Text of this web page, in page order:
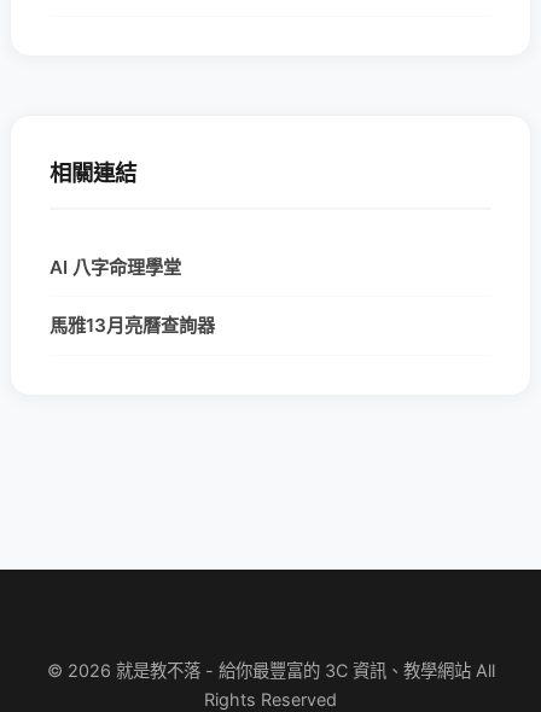
相關連結
AI 八字命理學堂
馬雅13月亮曆查詢器
© 2026 就是教不落 - 給你最豐富的 3C 資訊、教學網站 All
Rights Reserved